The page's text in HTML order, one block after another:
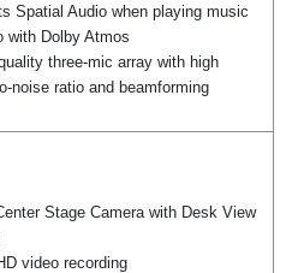
Spatial Audio when playing music
with Dolby Atmos
three-mic array with high
noise ratio and beamforming
Stage Camera with Desk View
video recording